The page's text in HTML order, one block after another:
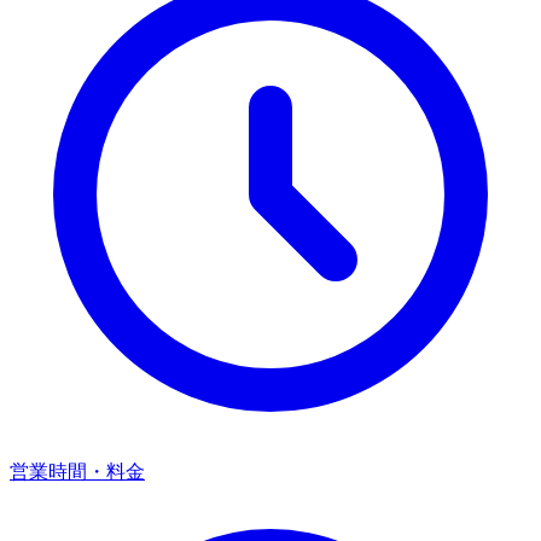
営業時間・料金